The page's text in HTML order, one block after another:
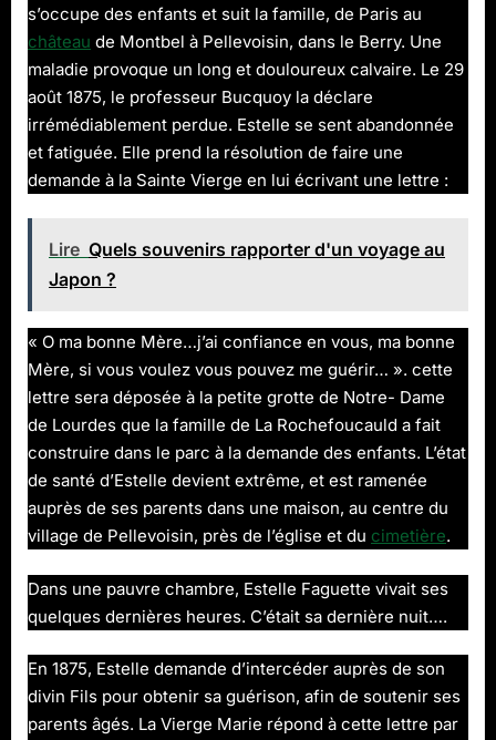
s’occupe des enfants et suit la famille, de Paris au
château de Montbel à Pellevoisin, dans le Berry. Une
maladie provoque un long et douloureux calvaire. Le 29
août 1875, le professeur Bucquoy la déclare
irrémédiablement perdue. Estelle se sent abandonnée
et fatiguée. Elle prend la résolution de faire une
demande à la Sainte Vierge en lui écrivant une lettre :
Lire Quels souvenirs rapporter d'un voyage au
Japon ?
« O ma bonne Mère…j’ai confiance en vous, ma bonne
Mère, si vous voulez vous pouvez me guérir… ». cette
lettre sera déposée à la petite grotte de Notre- Dame
de Lourdes que la famille de La Rochefoucauld a fait
construire dans le parc à la demande des enfants. L’état
de santé d’Estelle devient extrême, et est ramenée
auprès de ses parents dans une maison, au centre du
village de Pellevoisin, près de l’église et du cimetière.
Dans une pauvre chambre, Estelle Faguette vivait ses
quelques dernières heures. C’était sa dernière nuit….
En 1875, Estelle demande d’intercéder auprès de son
divin Fils pour obtenir sa guérison, afin de soutenir ses
parents âgés. La Vierge Marie répond à cette lettre par